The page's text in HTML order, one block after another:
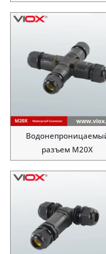
разъем M20X